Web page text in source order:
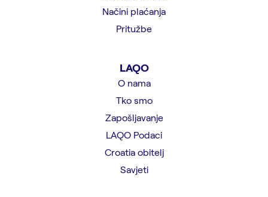
Načini plaćanja
Pritužbe
LAQO
O nama
Tko smo
Zapošljavanje
LAQO Podaci
Croatia obitelj
Savjeti